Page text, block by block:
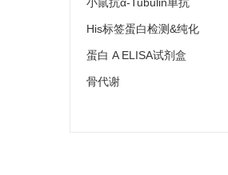
His标签蛋白检测&纯化
蛋白 A ELISA试剂盒
骨代谢